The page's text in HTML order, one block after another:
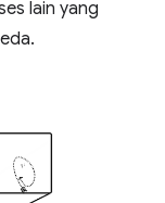
lain yang